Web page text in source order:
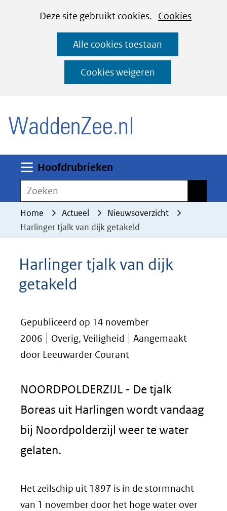
CookiesDeze site gebruikt cookies. Cookies
deze
worden
toegestaan
geweigerd.
Alle cookies toestaan
Cookies weigeren
Ga
naar
de
inhoud
Hoofdrubrieken
Zoeken
Home Actueel
Nieuwsoverzicht
Harlinger tjalk van dijk getakeld
Harlinger tjalk van dijk
getakeld
Gepubliceerd op 14 november
2006
Overig, Veiligheid
Aangemaakt
door Leeuwarder Courant
NOORDPOLDERZIJL - De tjalk
Boreas uit Harlingen wordt vandaag
bij Noordpolderzijl weer te water
gelaten.
Het zeilschip uit 1897 is in de stormnacht
van 1 november door het hoge water over